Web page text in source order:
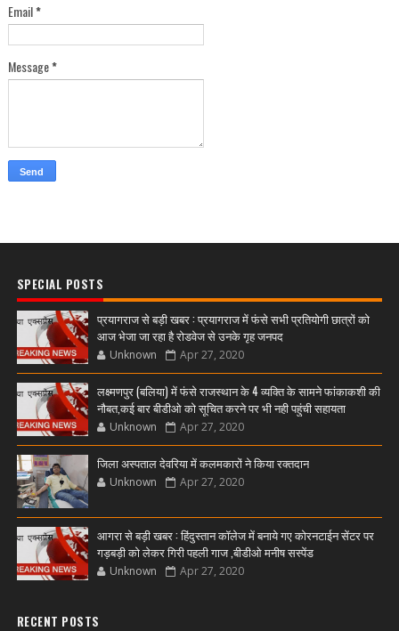
Email*
Message*
SPECIAL POSTS
प्रयागराज से बड़ी खबर : प्रयागराज में फंसे सभी प्रतियोगी छात्रों को
आज भेजा जा रहा है रोडवेज से उनके गृह जनपद
Unknown Apr 27, 2020
लक्ष्मणपुर (बलिया) में फंसे राजस्थान के 4 व्यक्ति के सामने फांकाकशी की
नौबत,कई बार बीडीओ को सूचित करने पर भी नही पहुंची सहायता
Unknown Apr 27, 2020
जिला अस्पताल देवरिया में कलमकारों ने किया रक्तदान
Unknown Apr 27, 2020
आगरा से बड़ी खबर : हिंदुस्तान कॉलेज में बनाये गए कोरनटाईन सेंटर पर
गड़बड़ी को लेकर गिरी पहली गाज ,बीडीओ मनीष सस्पेंड
Unknown Apr 27, 2020
RECENT POSTS